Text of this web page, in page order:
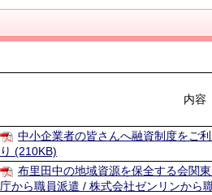
内容
中小企業者の皆さんへ融資制度をご
り (210KB)
布里田中の地域資源を保全する会関
庁から職員派遣 / 株式会社ゼンリンから